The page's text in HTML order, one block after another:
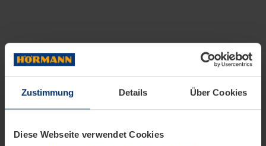
Zustimmung Details Über Cookies
Diese Webseite verwendet Cookies